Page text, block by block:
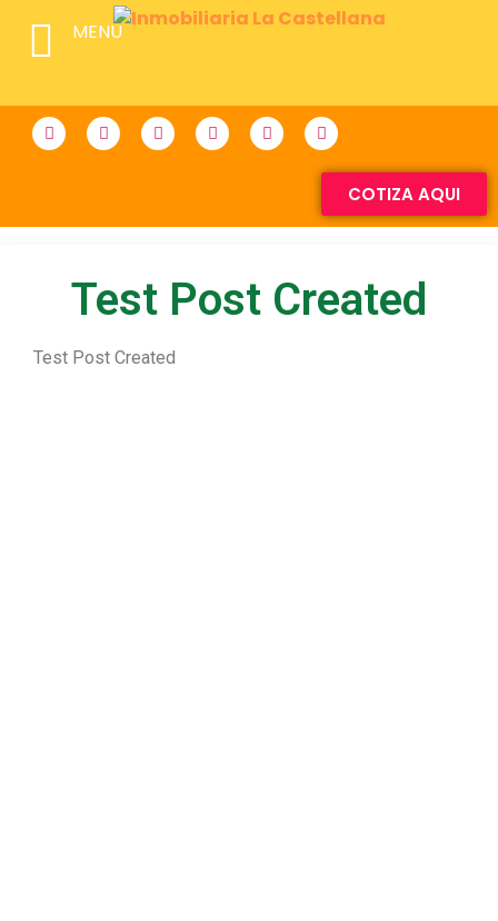
COTIZA AQUI
Test Post Created
Test Post Created
MENU